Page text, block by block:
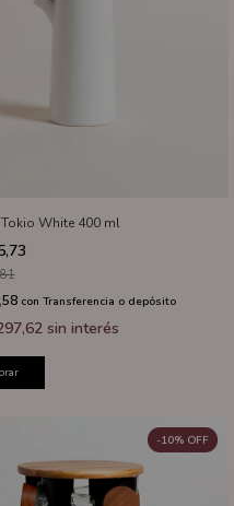
White 400 ml
con Transferencia o depósito
sin interés
-10% OFF